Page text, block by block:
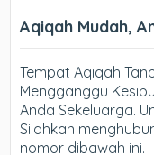
Aqiqah Mudah,
Tempat Aqiqah
Mengganggu
Anda Sekeluarga.
Silahkan
nomor dibawah ini.